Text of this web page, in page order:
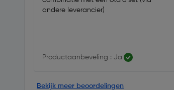
andere leverancier)
Productaanbeveling : Ja
Bekijk meer beoordelingen